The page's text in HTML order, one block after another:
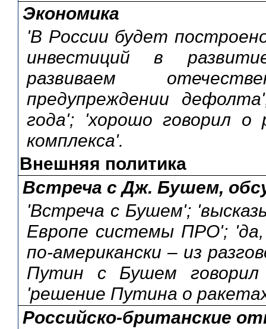
Экономика
'В России будет
инвестиций в
развиваем
предупреждении
года'; 'хорошо говорил о
комплекса'.
Внешняя политика
Встреча с Дж. Бушем,
'Встреча с Бушем';
Европе системы ПРО';
по-американски – из
Путин с Бушем говорил
'решение Путина о
Российско-британские